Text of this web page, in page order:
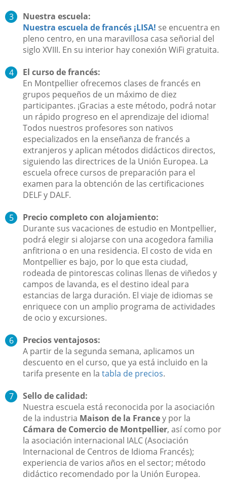
Nuestra escuela:
Nuestra escuela de francés ¡LISA! se encuentra en
pleno centro, en una maravillosa casa señorial del
siglo XVIII. En su interior hay conexión WiFi gratuita.
El curso de francés:
En Montpellier ofrecemos clases de francés en
grupos pequeños de un máximo de diez
participantes. ¡Gracias a este método, podrá notar
un rápido progreso en el aprendizaje del idioma!
Todos nuestros profesores son nativos
especializados en la enseñanza de francés a
extranjeros y aplican métodos didácticos directos,
siguiendo las directrices de la Unión Europea. La
escuela ofrece cursos de preparación para el
examen para la obtención de las certificaciones
DELF y DALF.
Precio completo con alojamiento:
Durante sus vacaciones de estudio en Montpellier,
podrá elegir si alojarse con una acogedora familia
anfitriona o en una residencia. El costo de vida en
Montpellier es bajo, por lo que esta ciudad,
rodeada de pintorescas colinas llenas de viñedos y
campos de lavanda, es el destino ideal para
estancias de larga duración. El viaje de idiomas se
enriquece con un amplio programa de actividades
de ocio y excursiones.
Precios ventajosos:
​A partir de la segunda semana, aplicamos un
descuento en el curso, que ya está incluido en la
tarifa presente en la tabla de precios.
Sello de calidad:
Nuestra escuela está reconocida por la asociación
de la industria Maison de la Francey por la
Cámara de Comercio de Montpellier, así como por
la asociación internacional IALC (Asociación
Internacional de Centros de Idioma Francés);
experiencia de varios años en el sector; método
didáctico recomendado por la Unión Europea.